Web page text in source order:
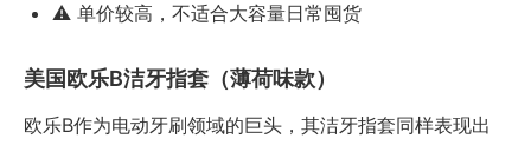
⚠️ 单价较高，不适合大容量日常囤货
美国欧乐B洁牙指套（薄荷味款）
欧乐B作为电动牙刷领域的巨头，其洁牙指套同样表现出